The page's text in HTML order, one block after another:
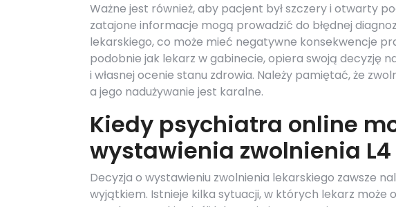
Ważne jest również, aby pacjent był szczery i otwarty
zatajone informacje mogą prowadzić do błędnej
lekarskiego, co może mieć negatywne konsekwencje
podobnie jak lekarz w gabinecie, opiera swoją decyzję
i własnej ocenie stanu zdrowia. Należy pamiętać, że
a jego nadużywanie jest karalne.
Kiedy psychiatra online
wystawienia zwolnienia L4
Decyzja o wystawieniu zwolnienia lekarskiego zawsze
wyjątkiem. Istnieje kilka sytuacji, w których lekarz